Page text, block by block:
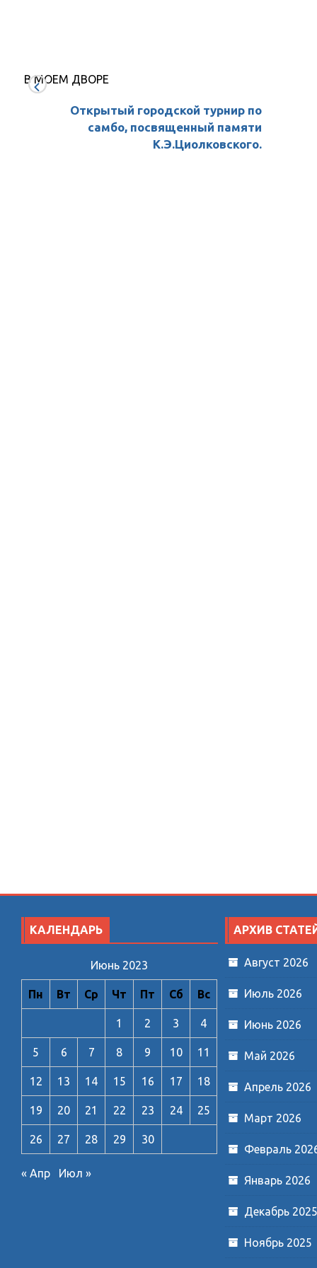
В МОЕМ ДВОРЕ
Открытый городской турнир по
самбо, посвященный памяти
К.Э.Циолковского.
КАЛЕНДАРЬ
Июнь 2023
Пн Вт Ср Чт Пт Сб Вс
1 2 3 4
5 6 7 8 9 10 11
12 13 14 15 16 17 18
19 20 21 22 23 24 25
26 27 28 29 30
« Апр Июл »
АРХИВ
Август 2026
Июль 2026
Июнь 2026
Май 2026
Апрель 2026
Март 2026
Февраль
Январь 2026
Декабрь 2025
Ноябрь 2025